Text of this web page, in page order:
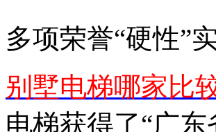
多项荣誉“硬性”
别墅电梯哪家比
电梯获得了“广